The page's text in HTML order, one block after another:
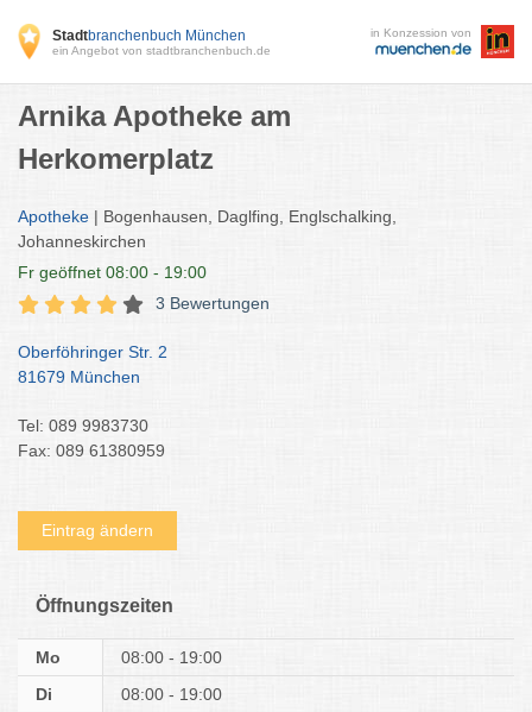
Stadtbranchenbuch München
ein Angebot von stadtbranchenbuch.de
in Konzession von
Arnika Apotheke am
Herkomerplatz
Apotheke | Bogenhausen, Daglfing, Englschalking,
Johanneskirchen
Fr geöffnet 08:00 - 19:00
3 Bewertungen
Oberföhringer Str. 2
81679 München
Tel: 089 9983730
Fax: 089 61380959
Eintrag ändern
Öffnungszeiten
Mo
08:00 - 19:00
Di
08:00 - 19:00